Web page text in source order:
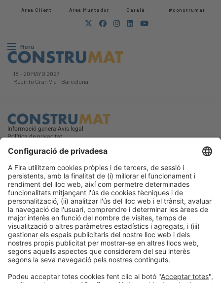
Àrea Client Àrea Muntador​ Català #construmat
Menú
18 - 20 MAYO 2027
Recinto Gran Via - Barcelona
Informació generalAvís legal
Política de privacitat
a les xarxes socials
© 2026 Fira de Barcelona